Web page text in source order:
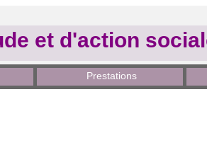
et d'action
Prestations